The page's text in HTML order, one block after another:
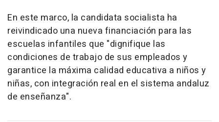
En este marco, la candidata socialista ha
reivindicado una nueva financiación para las
escuelas infantiles que "dignifique las
condiciones de trabajo de sus empleados y
garantice la máxima calidad educativa a niños y
niñas, con integración real en el sistema andaluz
de enseñanza".